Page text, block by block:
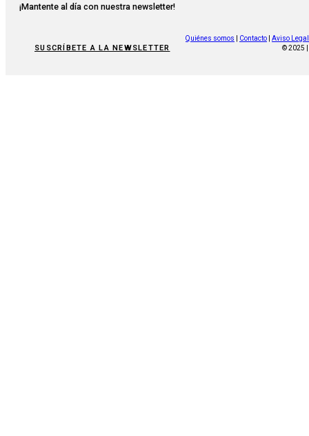
¡Mantente al día con nuestra newsletter!
SUSCRÍBETE A LA NEWSLETTER
Quiénes somos Contacto
Aviso Legal
© 2025